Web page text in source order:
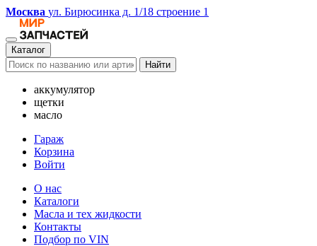
Москва ул. Бирюсинка д. 1/18 строение 1
Каталог
Найти
аккумулятор
щетки
масло
Гараж
Корзина
Войти
О нас
Каталоги
Масла и тех жидкости
Контакты
Подбор по VIN